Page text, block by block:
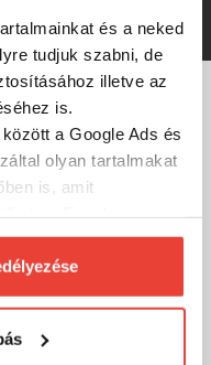
és a neked
tudjuk szabni, de
illetve az
is.
a Google Ads és
olyan tartalmakat
is, amit
meg
nem fogunk
kapcsolatban.